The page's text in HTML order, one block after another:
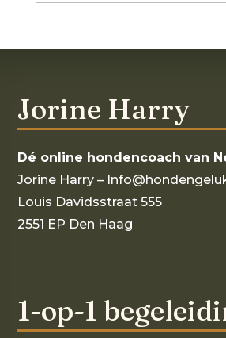
Jorine Harry
Dé online hondencoach van
Jorine Harry –
Louis Davidsstraat 555
2551 EP Den Haag
1-op-1